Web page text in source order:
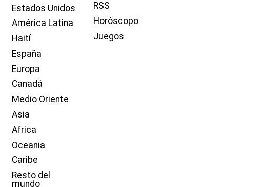
Estados Unidos
América Latina
Haití
España
Europa
Canadá
Medio Oriente
Asia
Africa
Oceania
Caribe
Resto del
mundo
RSS
Horóscopo
Juegos